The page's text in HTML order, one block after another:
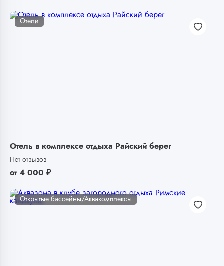
Отели
Отель в комплексе отдыха Райский берег
Нет отзывов
от 4 000 ₽
Открытые бассейны/Аквакомплексы